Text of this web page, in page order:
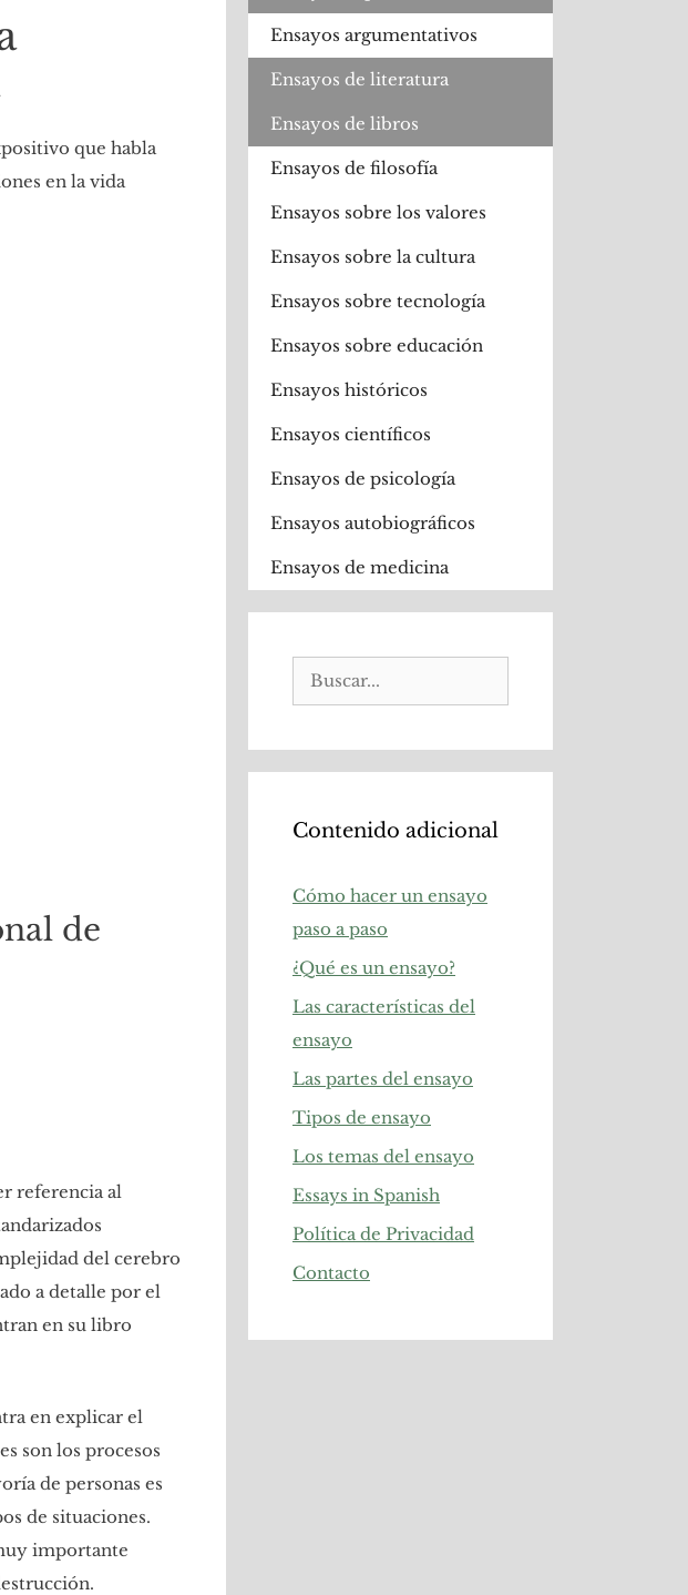
que habla
en la vida
de
referencia al
del cerebro
a detalle por el
en su libro
en explicar el
son los procesos
de personas es
de situaciones.
importante
Ensayos argumentativos
Ensayos de literatura
Ensayos de libros
Ensayos de filosofía
Ensayos sobre los valores
Ensayos sobre la cultura
Ensayos sobre tecnología
Ensayos sobre educación
Ensayos históricos
Ensayos científicos
Ensayos de psicología
Ensayos autobiográficos
Ensayos de medicina
Buscar:
Contenido adicional
Cómo hacer un ensayo
paso a paso
¿Qué es un ensayo?
Las características del
ensayo
Las partes del ensayo
Tipos de ensayo
Los temas del ensayo
Essays in Spanish
Política de Privacidad
Contacto